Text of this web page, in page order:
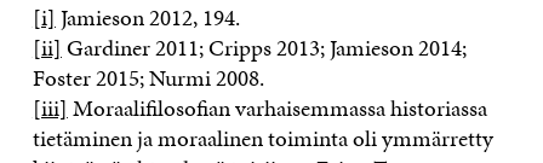
[i] Jamieson 2012, 194.
[ii] Gardiner 2011; Cripps 2013; Jamieson 2014;
Foster 2015; Nurmi 2008.
[iii] Moraalifilosofian varhaisemmassa historiassa
tietäminen ja moraalinen toiminta oli ymmärretty